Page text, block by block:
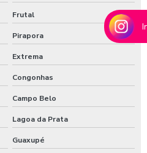
caminhão
automotiva
Frutal
Pirapora
Extrema
Congonhas
Campo Belo
Lagoa da Prata
Guaxupé